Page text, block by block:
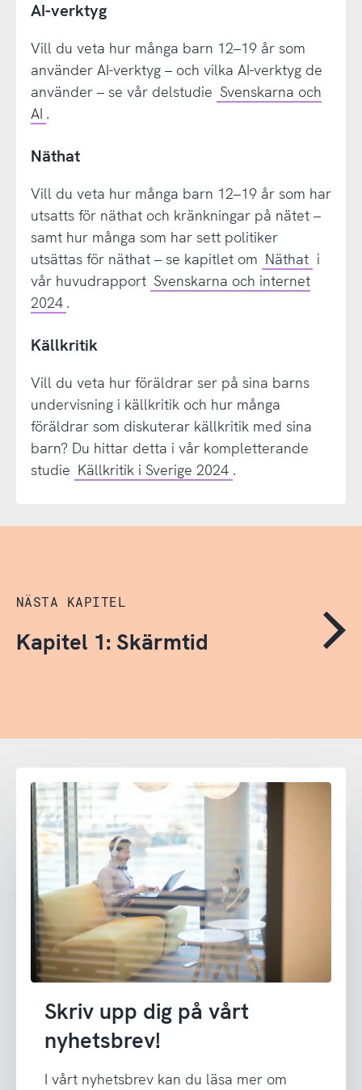
AI-verktyg
Vill du veta hur många barn 12–19 år som
använder AI-verktyg – och vilka AI-verktyg de
använder – se vår delstudie Svenskarna och
AI .
Näthat
Vill du veta hur många barn 12–19 år som har
utsatts för näthat och kränkningar på nätet –
samt hur många som har sett politiker
utsättas för näthat – se kapitlet om Näthat i
vår huvudrapport Svenskarna och internet
2024 .
Källkritik
Vill du veta hur föräldrar ser på sina barns
undervisning i källkritik och hur många
föräldrar som diskuterar källkritik med sina
barn? Du hittar detta i vår kompletterande
studie Källkritik i Sverige 2024 .
NÄSTA KAPITEL
Kapitel 1: Skärmtid
Skriv upp dig på vårt
nyhetsbrev!
I vårt nyhetsbrev kan du läsa mer om